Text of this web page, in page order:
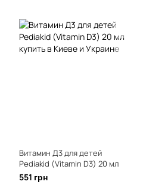
Витамин Д3 для детей
Pediakid (Vitamin D3) 20 мл
551 грн